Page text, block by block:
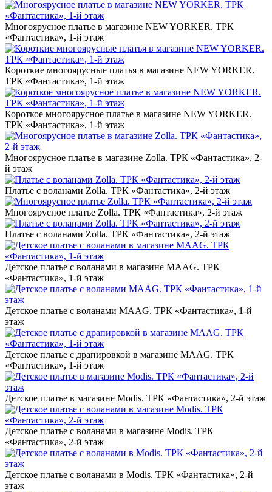
Многоярусное платье в магазине NEW YORKER. ТРК
«Фантастика», 1-й этаж
Короткие многоярусные платья в магазине NEW YORKER.
ТРК «Фантастика», 1-й этаж
Короткое многоярусное платье в магазине NEW YORKER.
ТРК «Фантастика», 1-й этаж
Многоярусное платье в магазине Zolla. ТРК «Фантастика», 2-
й этаж
Платье с воланами Zolla. ТРК «Фантастика», 2-й этаж
Многоярусное платье Zolla. ТРК «Фантастика», 2-й этаж
Платье с воланами Zolla. ТРК «Фантастика», 2-й этаж
Детское платье с воланами в магазине MAAG. ТРК
«Фантастика», 1-й этаж
Детское платье с воланами MAAG. ТРК «Фантастика», 1-й
этаж
Детское платье с драпировкой в магазине MAAG. ТРК
«Фантастика», 1-й этаж
Детское платье в магазине Modis. ТРК «Фантастика», 2-й этаж
Детское платье с воланами в магазине Modis. ТРК
«Фантастика», 2-й этаж
Детское платье с воланами в Modis. ТРК «Фантастика», 2-й
этаж